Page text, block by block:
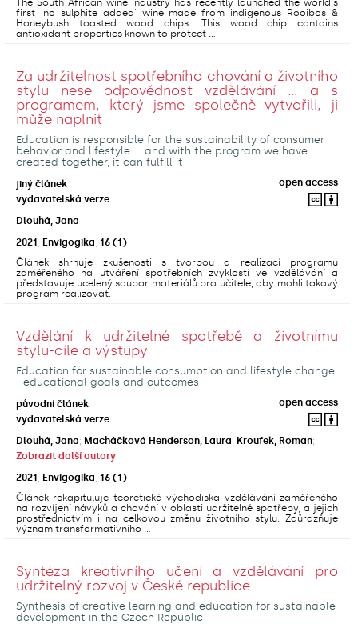
first 'no sulphite added' wine made from indigenous Rooibos &
Honeybush toasted wood chips. This wood chip contains
antioxidant properties known to protect ...
Za udržitelnost spotřebního chování a životního
stylu nese odpovědnost vzdělávání ... a s
programem, který jsme společně vytvořili, ji
může naplnit
Education is responsible for the sustainability of consumer
behavior and lifestyle ... and with the program we have
created together, it can fulfill it
jiný článek
open access
vydavatelská verze
Dlouhá, Jana
2021 Envigogika 16 (1)
Článek shrnuje zkušenosti s tvorbou a realizací programu
zaměřeného na utváření spotřebních zvyklostí ve vzdělávání a
představuje ucelený soubor materiálů pro učitele, aby mohli takový
program realizovat.
Vzdělání k udržitelné spotřebě a životnímu
stylu-cíle a výstupy
Education for sustainable consumption and lifestyle change
- educational goals and outcomes
původní článek
open access
vydavatelská verze
Dlouhá, Jana; Macháčková Henderson, Laura; Kroufek, Roman;
Zobrazit další autory
2021 Envigogika 16 (1)
Článek rekapituluje teoretická východiska vzdělávání zaměřeného
na rozvíjení návyků a chování v oblasti udržitelné spotřeby, a jejich
prostřednictvím i na celkovou změnu životního stylu. Zdůrazňuje
význam transformativního ...
Syntéza kreativního učení a vzdělávání pro
udržitelný rozvoj v České republice
Synthesis of creative learning and education for sustainable
development in the Czech Republic